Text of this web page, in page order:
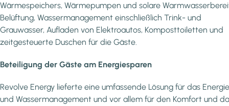
Wärmespeichers, Wärmepumpen und solare
Belüftung, Wassermanagement einschließlich Trink- und
Grauwasser, Aufladen von Elektroautos, Komposttoiletten und
zeitgesteuerte Duschen für die Gäste.
Beteiligung der Gäste am Energiesparen
Revolve Energy lieferte eine umfassende Lösung für das
und Wassermanagement und vor allem für den Komfort und